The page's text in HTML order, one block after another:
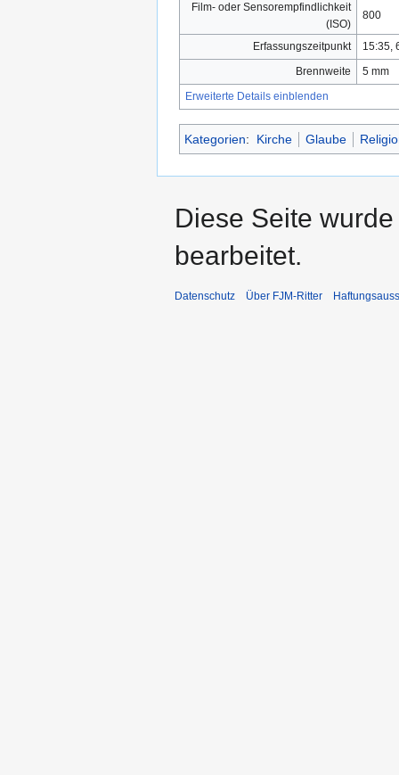
Film- oder Sensorempfindlichkeit
(ISO)
800
Erfassungszeitpunkt
15:35,
Brennweite
5 mm
Erweiterte Details einblenden
Kategorien: Kirche Glaube
Diese Seite
bearbeitet.
Datenschutz Über FJM-Ritter